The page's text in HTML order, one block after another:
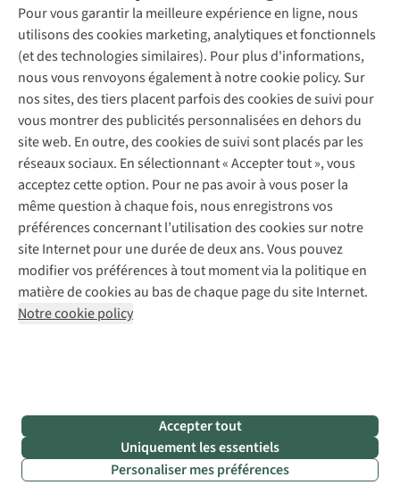
Pour vous garantir la meilleure expérience en ligne, nous
utilisons des cookies marketing, analytiques et fonctionnels
(et des technologies similaires). Pour plus d'informations,
nous vous renvoyons également à notre cookie policy. Sur
nos sites, des tiers placent parfois des cookies de suivi pour
vous montrer des publicités personnalisées en dehors du
site web. En outre, des cookies de suivi sont placés par les
réseaux sociaux. En sélectionnant « Accepter tout », vous
acceptez cette option. Pour ne pas avoir à vous poser la
même question à chaque fois, nous enregistrons vos
préférences concernant l’utilisation des cookies sur notre
site Internet pour une durée de deux ans. Vous pouvez
modifier vos préférences à tout moment via la politique en
matière de cookies au bas de chaque page du site Internet.
Notre cookie policy
Accepter tout
Uniquement les essentiels
Personaliser mes préférences
Entretien & réparations
Garantie
Contactez-nous
Nos magasins
À propos d’A.S.Adventure
Déclaration d'accessibilité
Entretien de ski
Service de lavage
Entretien de chaussures
Réparation de chaussures
Réparation de vêtements
Retouches
Pour les entreprises
A.S.Magazine
Explore Camp
Expertise & conseils
Abonnez-vous à la newsletter
Suivez-nous
Mentions légales
Politique de confidentialité
Conditions générales
Cookie Policy